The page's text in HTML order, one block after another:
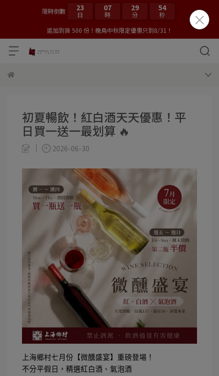
限時倒數 23
日
07
時
29
分
54
秒
追加到貨 500 份！晚鳥中秋限定優惠只到8/31！
初夏暢飲！紅白酒天天優惠！平
日買一送一最划算 🔥
2026-06-30
上海鄉村七月份【微醺盛宴】重磅登場！
不分平假日，精選紅白酒、氣泡酒